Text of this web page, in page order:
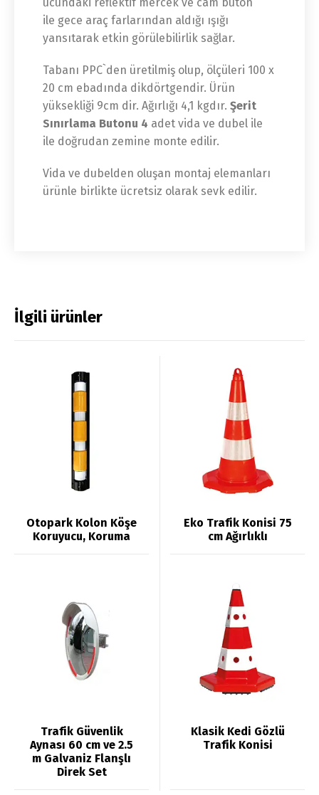
ile gece araç farlarından aldığı ışığı
yansıtarak etkin görülebilirlik sağlar.
Tabanı PPC`den üretilmiş olup, ölçüleri 100 x
20 cm ebadında dikdörtgendir. Ürün
yüksekliği 9cm dir. Ağırlığı 4,1 kgdır. Şerit
Sınırlama Butonu 4 adet vida ve dubel ile
ile doğrudan zemine monte edilir.
Vida ve dubelden oluşan montaj elemanları
ürünle birlikte ücretsiz olarak sevk edilir.
İlgili ürünler
Otopark Kolon Köşe
Koruyucu, Koruma
Eko Trafik Konisi 75
cm Ağırlıklı
Trafik Güvenlik
Aynası 60 cm ve 2.5
m Galvaniz Flanşlı
Direk Set
Klasik Kedi Gözlü
Trafik Konisi